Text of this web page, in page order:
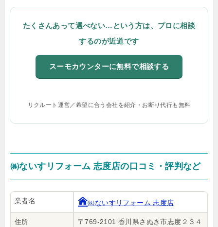
たくさんあって選べない…という方は、プロに相談
するのが近道です
スーモカウンターに無料で相談する
リクルート運営／希望に合う会社を紹介・お断り代行も無料
㈱ないすリフォーム 志度店の口コミ・評判など
業者名 ㈱ないすリフォーム 志度店
住所
〒769-2101 香川県さぬき市志度２３４